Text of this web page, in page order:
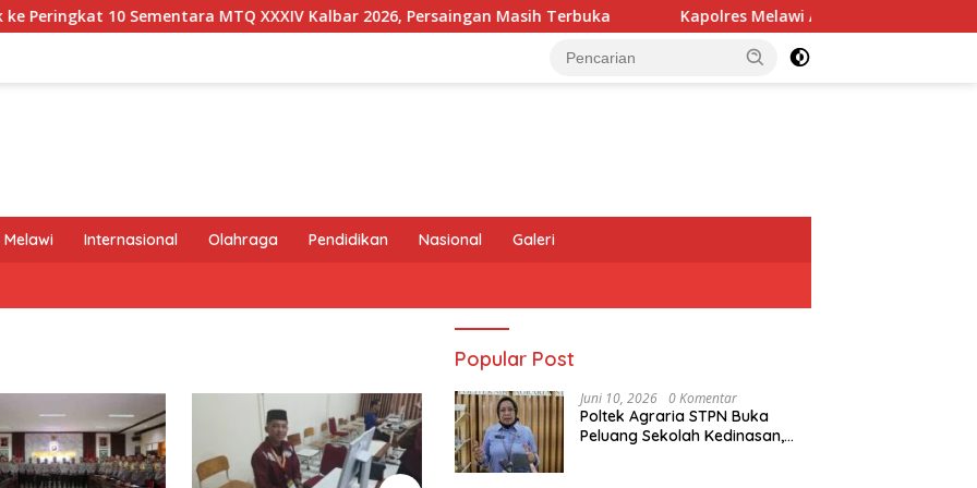
10 Sementara MTQ XXXIV Kalbar 2026, Persaingan Masih Terbuka Kapolres Melawi AKBP Askhabul Kahfi
Melawi Internasional Olahraga Pendidikan Nasional Galeri
Popular Post
Juni 10, 2026 0 Komentar
Poltek Agraria STPN Buka
Peluang Sekolah Kedinasan,